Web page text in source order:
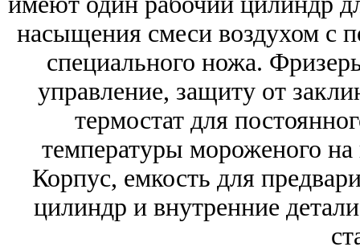
насыщения смеси воздухом
специального ножа.
управление, защиту от
термостат для
температуры мороженого
Корпус, емкость для
цилиндр и внутренние